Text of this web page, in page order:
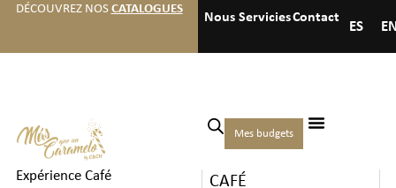
DÉCOUVREZ NOS CATALOGUES
Nous ServiciesContact
ES
Mes budgets
Accueil Noël/
Gourmets/ Coffret
Expérience Café
COFFRET EXPÉRIENCE
CAFÉ